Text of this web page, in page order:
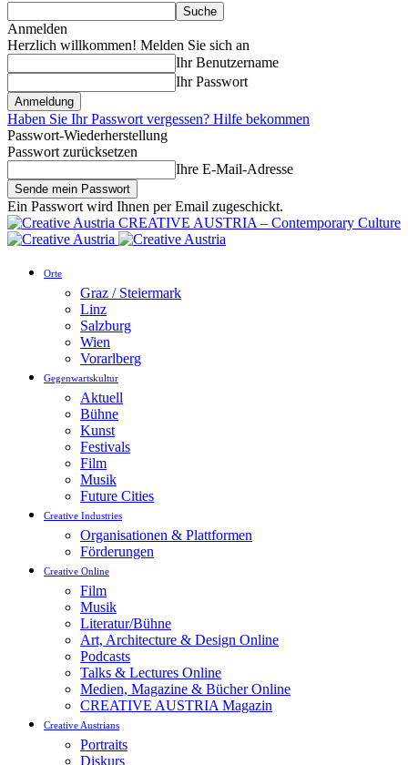
Anmelden
Herzlich willkommen! Melden Sie sich an
Ihr Benutzername
Ihr Passwort
Haben Sie Ihr Passwort vergessen? Hilfe bekommen
Passwort-Wiederherstellung
Passwort zurücksetzen
Ihre E-Mail-Adresse
Ein Passwort wird Ihnen per Email zugeschickt.
CREATIVE AUSTRIA – Contemporary Culture
Orte
Graz / Steiermark
Linz
Salzburg
Wien
Vorarlberg
Gegenwartskultur
Aktuell
Bühne
Kunst
Festivals
Film
Musik
Future Cities
Creative Industries
Organisationen & Plattformen
Förderungen
Creative Online
Film
Musik
Literatur/Bühne
Art, Architecture & Design Online
Podcasts
Talks & Lectures Online
Medien, Magazine & Bücher Online
CREATIVE AUSTRIA Magazin
Creative Austrians
Portraits
Diskurs